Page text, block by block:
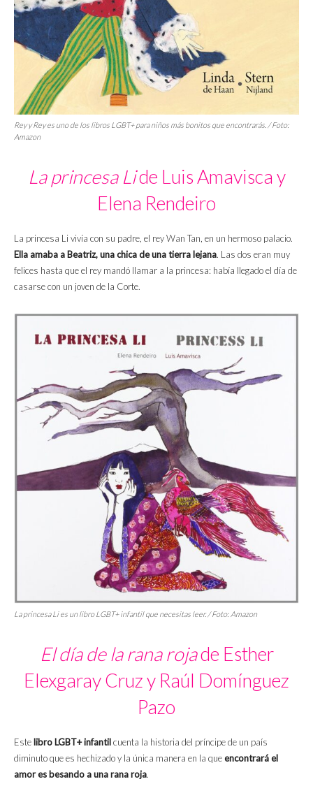
Rey y Reyes uno de los libros LGBT+ para niños más bonitos que encontrarás. / Foto:
Amazon
La princesa Lide Luis Amavisca y
Elena Rendeiro
La princesa Li vivía con su padre, el rey Wan Tan, en un hermoso palacio.
Ella amaba a Beatriz, una chica de una tierra lejana. Las dos eran muy
felices hasta que el rey mandó llamar a la princesa: había llegado el día de
casarse con un joven de la Corte.
La princesa Lies un libro LGBT+ infantil que necesitas leer. / Foto: Amazon
El día de la rana rojade Esther
Elexgaray Cruz y Raúl Domínguez
Pazo
Este libro LGBT+ infantilcuenta la historia del príncipe de un país
diminuto que es hechizado y la única manera en la queencontrará el
amor es besando a una rana roja.